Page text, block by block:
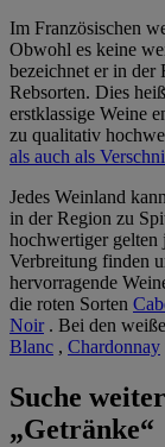
Im Französischen
Obwohl es keine
bezeichnet er in der
Rebsorten. Dies
erstklassige Weine
zu qualitativ
als auch als
Jedes Weinland
in der Region zu
hochwertiger gelten
Verbreitung finden
hervorragende
die roten Sorten
Noir . Bei den
Blanc , Chardonnay
Suche
„Getränke“